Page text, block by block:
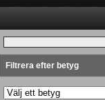
Filtrera efter betyg